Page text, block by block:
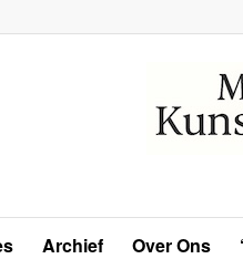
Archief Over Ons